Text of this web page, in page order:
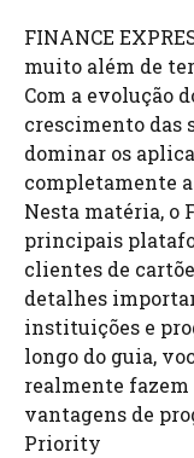
FINANCE
muito além de
Com a evolução
crescimento das
dominar os
completamente
Nesta matéria, o
principais
clientes de
detalhes
instituições e
longo do guia,
realmente
vantagens de
Priority